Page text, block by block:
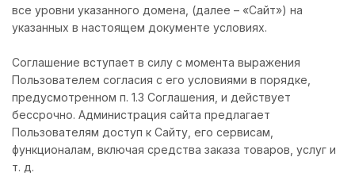
все уровни указанного домена, (далее – «Сайт») на
указанных в настоящем документе условиях.
Соглашение вступает в силу с момента выражения
Пользователем согласия с его условиями в порядке,
предусмотренном п. 1.3 Соглашения, и действует
бессрочно. Администрация сайта предлагает
Пользователям доступ к Сайту, его сервисам,
функционалам, включая средства заказа товаров, услуг и
т. д.